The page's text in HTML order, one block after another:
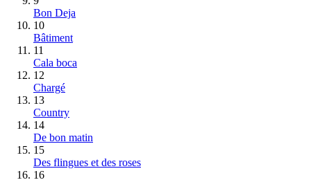
Bon Deja
10
Bâtiment
11
Cala boca
12
Chargé
13
Country
14
De bon matin
15
Des flingues et des roses
16